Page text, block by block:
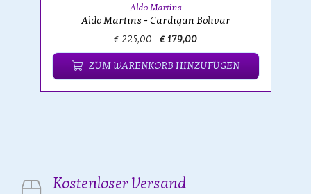
Aldo Martins
Aldo Martins - Cardigan Bolivar
€ 225,00 € 179,00
ZUM WARENKORB HINZUFÜGEN
Kostenloser Versand